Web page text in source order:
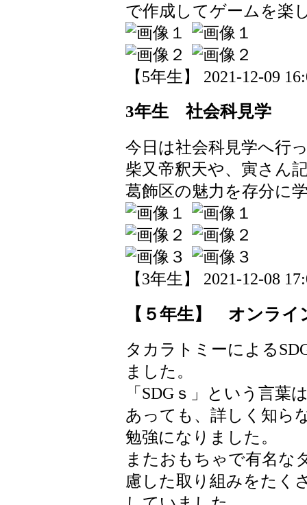
で作成してゲームを楽
【5年生】 2021-12-09
3年生 社会科見学
今日は社会科見学へ行
柴又帝釈天や、寅さん
葛飾区の魅力を存分に
【3年生】 2021-12-08
【５年生】 オンライ
タカラトミーによる
ました。
「SDGｓ」という言
あっても、詳しく知ら
勉強になりました。
またおもちゃで有名な
慮した取り組みをたく